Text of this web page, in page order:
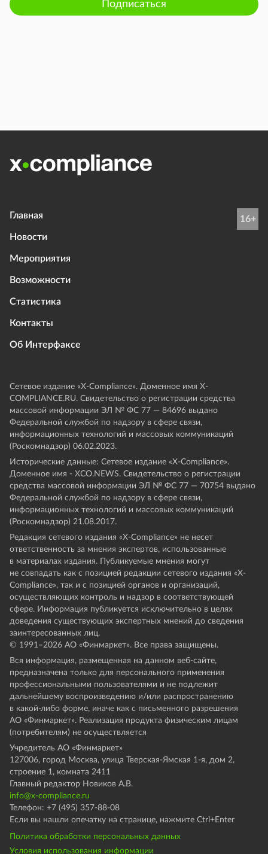
Подписаться
Главная
Новости
Мероприятия
Возможности
Статистика
Контакты
Об Интерфаксе
16+
Сетевое издание «Х-Compliance». Доменное имя X-
COMPLIANCE.RU. Свидетельство о регистрации средства
массовой информации ЭЛ № ФС 77 — 84696 выдано
Федеральной службой по надзору в сфере связи,
информационных технологий и массовых коммуникаций
(Роскомнадзор) 06.02.2023.
Исторические данные: Сетевое издание «Х-Compliance».
Доменное имя - XCO.NEWS. Свидетельство о регистрации
средства массовой информации ЭЛ № ФС 77 — 70754 выдано
Федеральной службой по надзору в сфере связи,
информационных технологий и массовых коммуникаций
(Роскомнадзор) 21.08.2017.
Редакция сетевого издания «X-Compliance» не несет
ответственность за мнения экспертов, использованные
в материалах издания. Публикуемые мнения могут
не совпадать как с позицией редакции сетевого издания «X-
Compliance», так и с позицией органов и организаций,
осуществляющих контроль и надзор в соответствующей
сфере. Информация публикуется исключительно в целях
доведения существующих экспертных мнений до сведения
заинтересованных лиц.
© 1991–2026 АО «Финмаркет». Все права защищены.
Вся информация, размещенная на данном веб-сайте,
предназначена только для персонального применения
профессиональными пользователями и не подлежит
дальнейшему воспроизведению и/или распространению
в какой-либо форме, иначе как с письменного разрешения
АО «Финмаркет». Реализация продукта физическим лицам
(потребителям) не осуществляется
Учредитель АО «Финмаркет»
127006, город Москва, улица Тверская-Ямская 1-я, дом 2,
строение 1, комната 2411
Главный редактор Новиков А.В.
info@x-compliance.ru
Телефон: +7 (495) 357-88-08
Если вы нашли опечатку на странице, нажмите Ctrl+Enter
Политика обработки персональных данных
Условия использования информации